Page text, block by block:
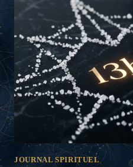
JOURNAL SPIRITUEL